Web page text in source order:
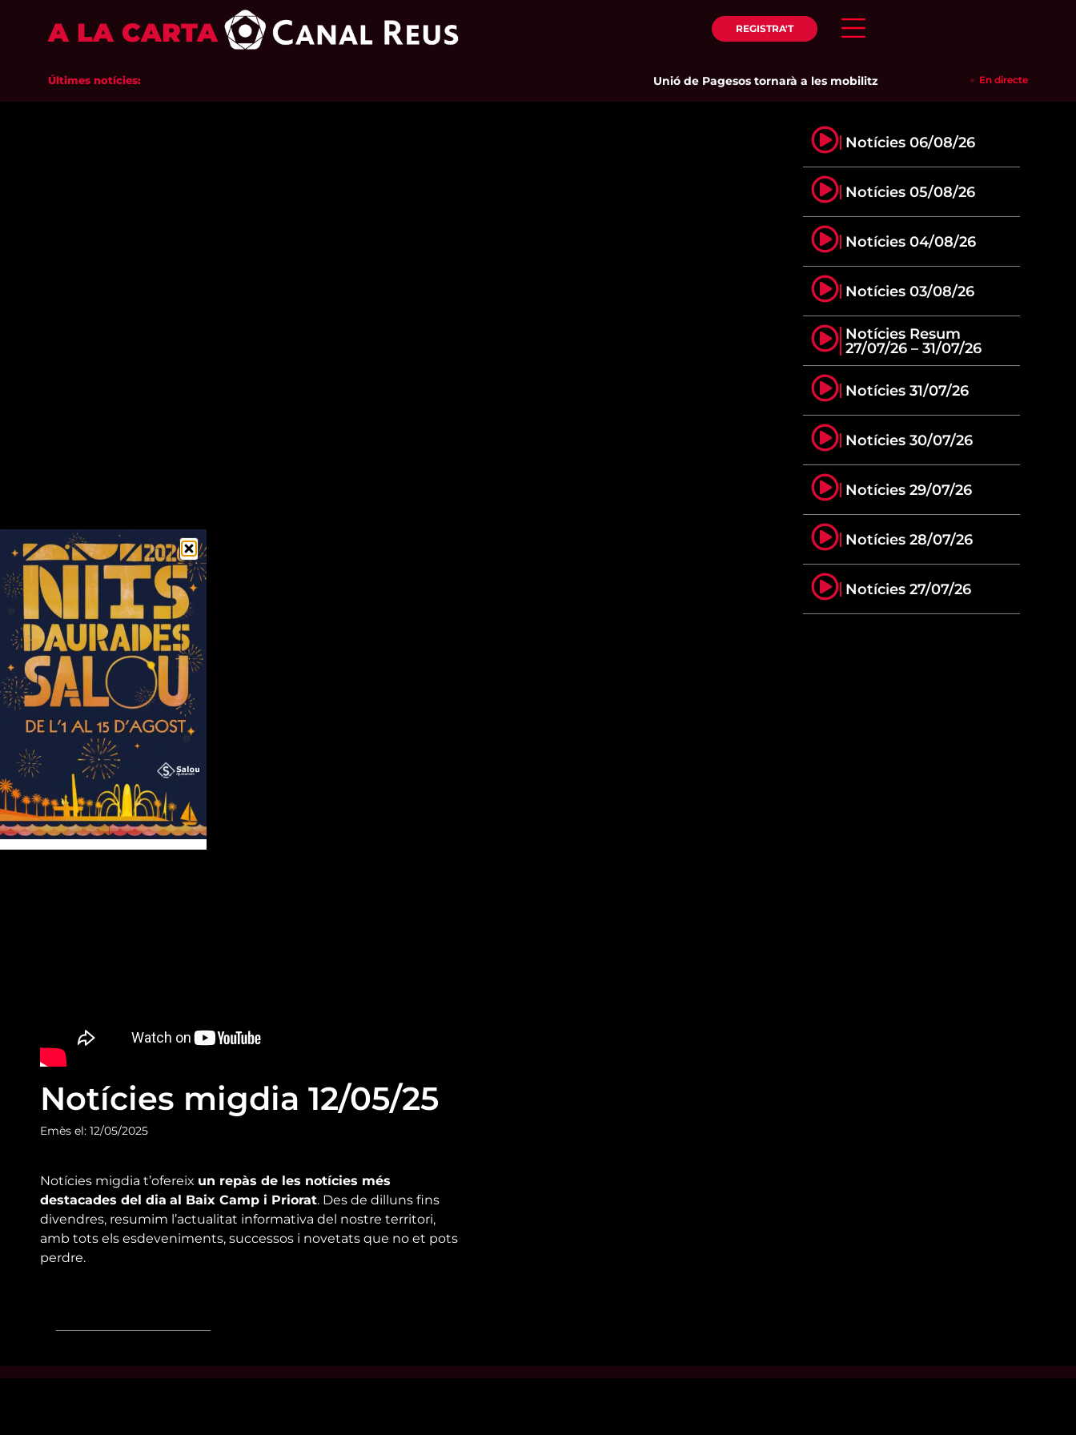
A LA CARTA REGISTRA'T
Últimes notícies: Unió de Pagesos tornarà a les mobilitzacions per defensar els cultius de
En directe
Notícies migdia 12/05/25
Emès el: 12/05/2025
Notícies migdia t’ofereix un repàs de les notícies més
destacades del dia al Baix Camp i Priorat. Des de dilluns fins
divendres, resumim l’actualitat informativa del nostre territori,
amb tots els esdeveniments, successos i novetats que no et pots
perdre.
Notícies 06/08/26
Notícies 05/08/26
Notícies 04/08/26
Notícies 03/08/26
Notícies Resum
27/07/26 – 31/07/26
Notícies 31/07/26
Notícies 30/07/26
Notícies 29/07/26
Notícies 28/07/26
Notícies 27/07/26